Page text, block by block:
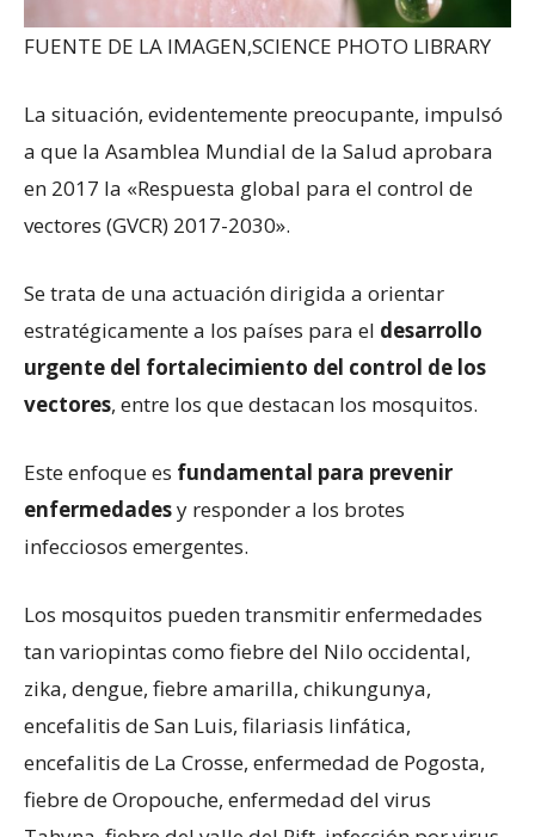
FUENTE DE LA IMAGEN,SCIENCE PHOTO LIBRARY
La situación, evidentemente preocupante, impulsó
a que la Asamblea Mundial de la Salud aprobara
en 2017 la «Respuesta global para el control de
vectores (GVCR) 2017-2030».
Se trata de una actuación dirigida a orientar
estratégicamente a los países para el desarrollo
urgente del fortalecimiento del control de los
vectores, entre los que destacan los mosquitos.
Este enfoque es fundamental para prevenir
enfermedadesy responder a los brotes
infecciosos emergentes.
Los mosquitos pueden transmitir enfermedades
tan variopintas como fiebre del Nilo occidental,
zika, dengue, fiebre amarilla, chikungunya,
encefalitis de San Luis, filariasis linfática,
encefalitis de La Crosse, enfermedad de Pogosta,
fiebre de Oropouche, enfermedad del virus